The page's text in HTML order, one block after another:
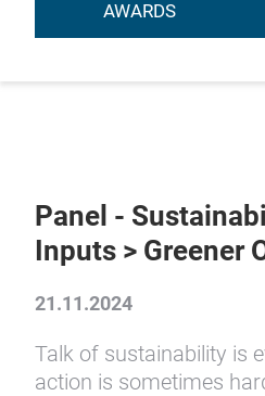
AWARDS
Panel -
Inputs > Greener
21.11.2024
Talk of sustainability is
action is sometimes